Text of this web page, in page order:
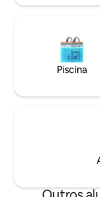
fontes termais
Piscina